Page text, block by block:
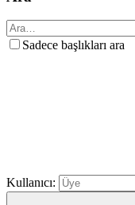
Sadece başlıkları ara
Kullanıcı: